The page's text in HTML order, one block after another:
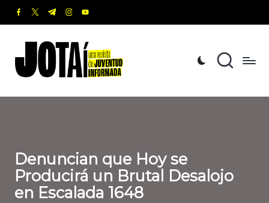
Saltar
contenido
facebook.com
twitter.com
t.me instagram.com
youtube.com
o
t
revista
de
Informada
Denuncian que Hoy se
Producirá un Brutal Desalojo
en Escalada 1648